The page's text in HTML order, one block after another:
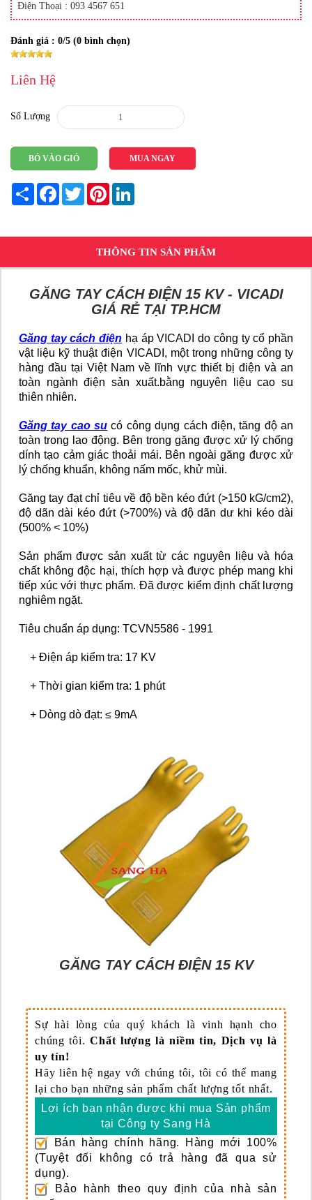
Điện Thoại : 093 4567 651
Đánh giá : 0/5 (0 bình chọn)
Liên Hệ
Số Lượng
BỎ VÀO GIỎ MUA NGAY
Share FacebookTwitterPinterest
THÔNG TIN SẢN PHẨM
GĂNG TAY CÁCH ĐIỆN 15 KV - VICADI
GIÁ RẺ TẠI TP.HCM
Găng tay cách điện hạ áp VICADI do công ty cổ phần
vật liệu kỹ thuật điện VICADI, một trong những công ty
hàng đầu tại Việt Nam về lĩnh vực thiết bị điện và an
toàn ngành điện sản xuất.bằng nguyên liệu cao su
thiên nhiên.
Găng tay cao su có công dụng cách điện, tăng độ an
toàn trong lao động. Bên trong găng được xử lý chống
dính tạo cảm giác thoải mái. Bên ngoài găng được xử
lý chống khuẩn, không nấm mốc, khử mùi.
Găng tay đạt chỉ tiêu về độ bền kéo đứt (>150 kG/cm2),
độ dãn dài kéo đứt (>700%) và độ dãn dư khi kéo dài
(500% < 10%)
Sản phẩm được sản xuất từ các nguyên liệu và hóa
chất không độc hại, thích hợp và được phép mang khi
tiếp xúc với thực phẩm. Đã được kiểm định chất lượng
nghiêm ngặt.
Tiêu chuẩn áp dụng: TCVN5586 - 1991
+ Điện áp kiểm tra: 17 KV
+ Thời gian kiểm tra: 1 phút
+ Dòng dò đạt: ≤ 9mA
GĂNG TAY CÁCH ĐIỆN 15 KV
Sự hài lòng của quý khách là vinh hạnh cho
chúng tôi.Chất lượng là niềm tin, Dịch vụ là
uy tín!
Hãy liên hệ ngay với chúng tôi, tôi có thể mang
lại cho bạn những sản phẩm chất lượng tốt nhất.
Lợi ích bạn nhận được khi mua Sản phẩm
tại Công ty Sang Hà
Bán hàng chính hãng.
Hàng mới 100%
(Tuyệt đối không có trả hàng đã qua sử
dụng).
Bảo hành theo quy định của nhà sản